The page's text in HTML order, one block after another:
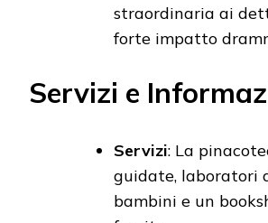
straordinaria ai
forte impatto
Servizi e
Servizi: La
guidate, laboratori
bambini e un